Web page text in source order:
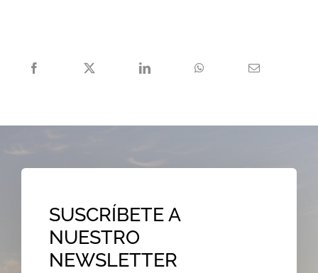
SUSCRÍBETE A
NUESTRO
NEWSLETTER